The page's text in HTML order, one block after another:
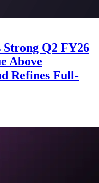
Q2 FY26
Above
Refines Full-